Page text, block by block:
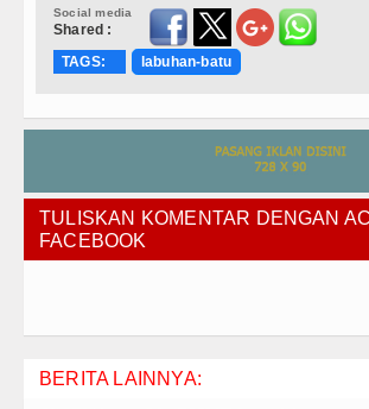
Social media
Shared :
TAGS:
labuhan-batu
TULISKAN KOMENTAR DENGAN
FACEBOOK
BERITA LAINNYA: